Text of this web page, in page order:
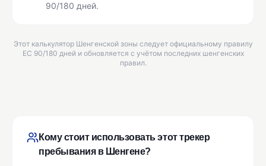
90/180 дней.
Этот калькулятор Шенгенской зоны следует официальному правилу
ЕС 90/180 дней и обновляется с учётом последних шенгенских
правил.
Кому стоит использовать этот трекер
пребывания в Шенгене?